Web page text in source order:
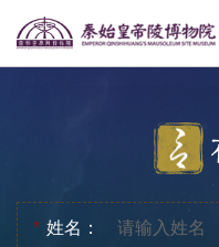
姓名：
*